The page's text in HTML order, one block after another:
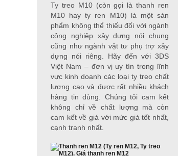
Ty treo M10 (còn gọi là thanh ren
M10 hay ty ren M10) là một sản
phẩm không thể thiếu đối với ngành
công nghiệp xây dựng nói chung
cũng như ngành vật tư phụ trợ xây
dựng nói riêng. Hãy đến với 3DS
Việt Nam – đơn vị uy tín trong lĩnh
vực kinh doanh các loại ty treo chất
lượng cao và được rất nhiều khách
hàng tin dùng. Chúng tôi cam kết
không chỉ về chất lượng mà còn
cam kết về giá với mức giá tốt nhất,
cạnh tranh nhất.